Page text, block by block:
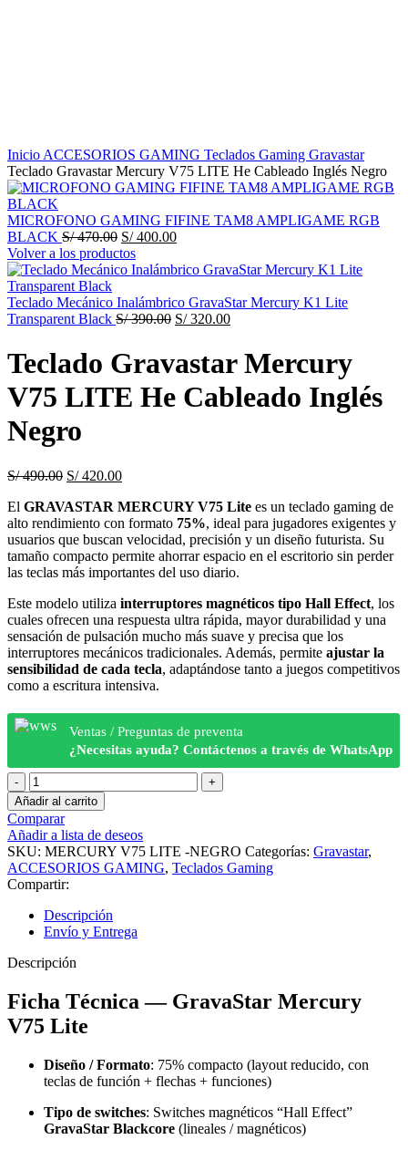
Inicio ACCESORIOS GAMING Teclados Gaming Gravastar
Teclado Gravastar Mercury V75 LITE He Cableado Inglés Negro
MICROFONO GAMING FIFINE TAM8 AMPLIGAME RGB
BLACK S/470.00 El
precio
original
S/ 470.00.
S/400.00El
actual
S/ 400.00.
Volver a los productos
Teclado Mecánico Inalámbrico GravaStar Mercury K1 Lite
Transparent Black S/390.00 El
era:
S/ 390.00.
S/320.00El
actual
es:
S/ 320.00.
Teclado Gravastar Mercury
V75 LITE He Cableado Inglés
Negro
S/490.00 El
original
era:
S/ 490.00.
S/420.00El
actual
es:
S/ 420.00.
El GRAVASTAR MERCURY V75 Lite es un teclado gaming de
alto rendimiento con formato 75%, ideal para jugadores exigentes y
usuarios que buscan velocidad, precisión y un diseño futurista. Su
tamaño compacto permite ahorrar espacio en el escritorio sin perder
las teclas más importantes del uso diario.
Este modelo utiliza interruptores magnéticos tipo Hall Effect, los
cuales ofrecen una respuesta ultra rápida, mayor durabilidad y una
sensación de pulsación mucho más suave y precisa que los
interruptores mecánicos tradicionales. Además, permite ajustar la
sensibilidad de cada tecla, adaptándose tanto a juegos competitivos
como a escritura intensiva.
Ventas / Preguntas de preventa
¿Necesitas ayuda? Contáctenos a través de WhatsApp
Teclado
Gravastar
Mercury
V75
LITE
He
Cableado
Inglés
Negro
cantidad
Añadir al carrito
Comparar
Añadir a lista de deseos
SKU: MERCURY V75 LITE -NEGRO Categorías: Gravastar,
ACCESORIOS GAMING, Teclados Gaming
Compartir:
Descripción
Envío y Entrega
Descripción
Ficha Técnica — GravaStar Mercury
V75 Lite
Diseño / Formato: 75% compacto (layout reducido, con
teclas de función + flechas + funciones)
Tipo de switches: Switches magnéticos “Hall Effect”
GravaStar Blackcore (lineales / magnéticos)